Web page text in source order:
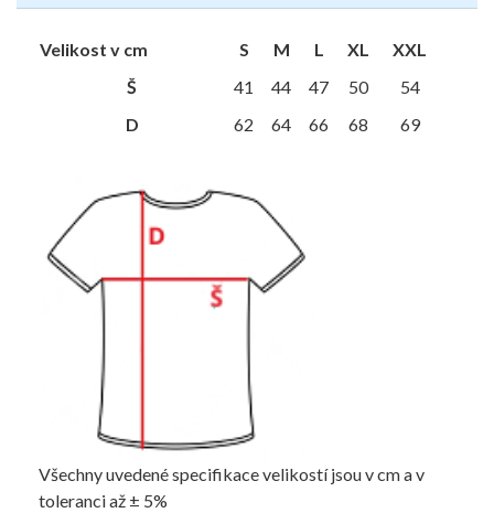
Velikost v cm S M L XL
XXL
Š
41 44 47 50
54
D
62 64 66 68 69
Všechny uvedené specifikace velikostí jsou v cm a v
toleranci až ± 5%